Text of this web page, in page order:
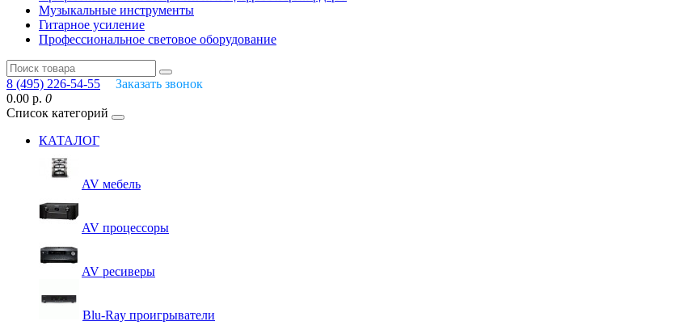
Музыкальные инструменты
Гитарное усиление
Профессиональное световое оборудование
8 (495) 226-54-55
Заказать звонок
0.00 р. 0
Список категорий
КАТАЛОГ
AV мебель
AV процессоры
AV ресиверы
Blu-Ray проигрыватели